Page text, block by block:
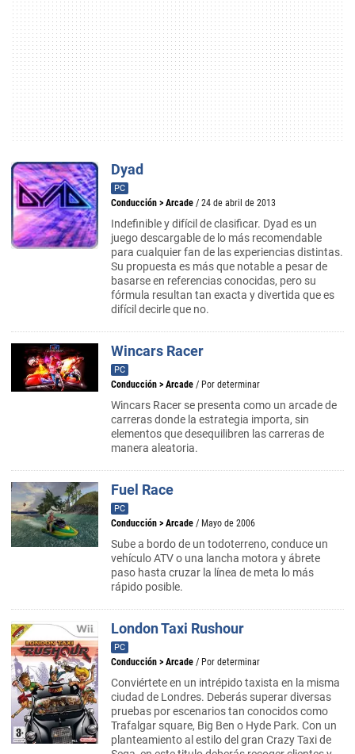
Dyad
PC
Conducción > Arcade / 24 de abril de 2013
Indefinible y difícil de clasificar. Dyad es un
juego descargable de lo más recomendable
para cualquier fan de las experiencias distintas.
Su propuesta es más que notable a pesar de
basarse en referencias conocidas, pero su
fórmula resultan tan exacta y divertida que es
difícil decirle que no.
Wincars Racer
PC
Conducción > Arcade / Por determinar
Wincars Racer se presenta como un arcade de
carreras donde la estrategia importa, sin
elementos que desequilibren las carreras de
manera aleatoria.
Fuel Race
PC
Conducción > Arcade / Mayo de 2006
Sube a bordo de un todoterreno, conduce un
vehículo ATV o una lancha motora y ábrete
paso hasta cruzar la línea de meta lo más
rápido posible.
London Taxi Rushour
PC
Conducción > Arcade / Por determinar
Conviértete en un intrépido taxista en la misma
ciudad de Londres. Deberás superar diversas
pruebas por escenarios tan conocidos como
Trafalgar square, Big Ben o Hyde Park. Con un
planteamiento al estilo del gran Crazy Taxi de